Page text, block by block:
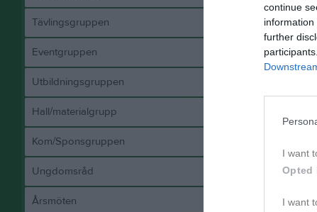
continue
further
I want
Opted
I want
Tävlingsgruppen
Eventgruppen
Utbildningsgruppen
Hall/materialgrupp
Kom/Sponsgruppen
Ungdomsråd
Årsmöten